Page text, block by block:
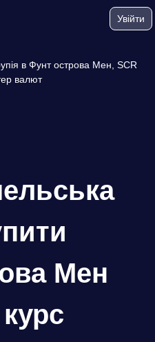
Увійти
в Фунт острова Мен, SCR
валют
Мен